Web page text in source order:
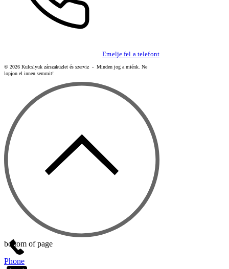
Emelje fel a telefont
© 2026 Kulcslyuk zárszaküzlet és szerviz - Minden jog a miénk. Ne
lopjon el innen semmit!
Phone
bottom of page